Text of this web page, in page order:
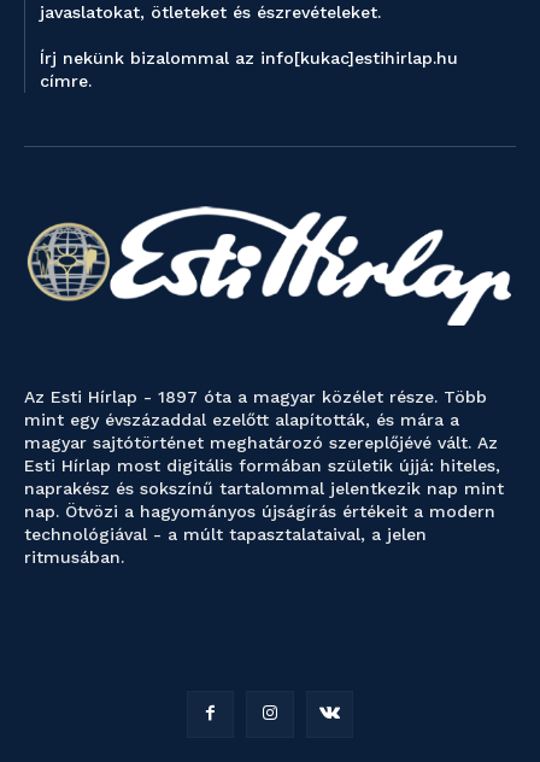
javaslatokat, ötleteket és észrevételeket.
Írj nekünk bizalommal az info[kukac]estihirlap.hu
címre.
Az Esti Hírlap - 1897 óta a magyar közélet része. Több
mint egy évszázaddal ezelőtt alapították, és mára a
magyar sajtótörténet meghatározó szereplőjévé vált. Az
Esti Hírlap most digitális formában születik újjá: hiteles,
naprakész és sokszínű tartalommal jelentkezik nap mint
nap. Ötvözi a hagyományos újságírás értékeit a modern
technológiával - a múlt tapasztalataival, a jelen
ritmusában.